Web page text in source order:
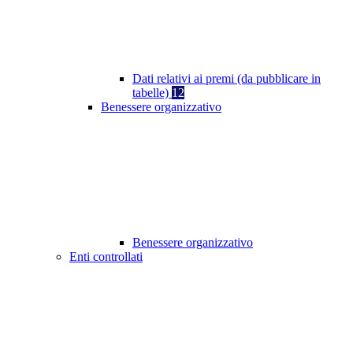
Dati relativi ai premi (da pubblicare in
tabelle) 12
Benessere organizzativo
Benessere organizzativo
Enti controllati